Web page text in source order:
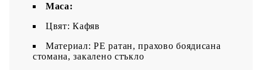
Маса:
Цвят: Кафяв
Материал: PE ратан, прахово боядисана
стомана, закалено стъкло